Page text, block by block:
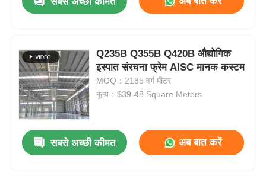
Q235B Q355B Q420B औद्योगिक
इस्पात संरचना फ्रेम AISC मानक कस्टम
MOQ：2185 वर्ग मीटर
मूल्य：$39-48 Square Meters
सबसे अच्छी कीमत अब बात करें